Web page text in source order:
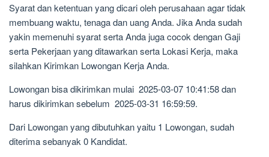
Syarat dan ketentuan yang dicari oleh perusahaan agar tidak
membuang waktu, tenaga dan uang Anda. Jika Anda sudah
yakin memenuhi syarat serta Anda juga cocok dengan Gaji
serta Pekerjaan yang ditawarkan serta Lokasi Kerja, maka
silahkan Kirimkan Lowongan Kerja Anda.
Lowongan bisa dikirimkan mulai 2025-03-07 10:41:58 dan
harus dikirimkan sebelum 2025-03-31 16:59:59.
Dari Lowongan yang dibutuhkan yaitu 1 Lowongan, sudah
diterima sebanyak 0 Kandidat.